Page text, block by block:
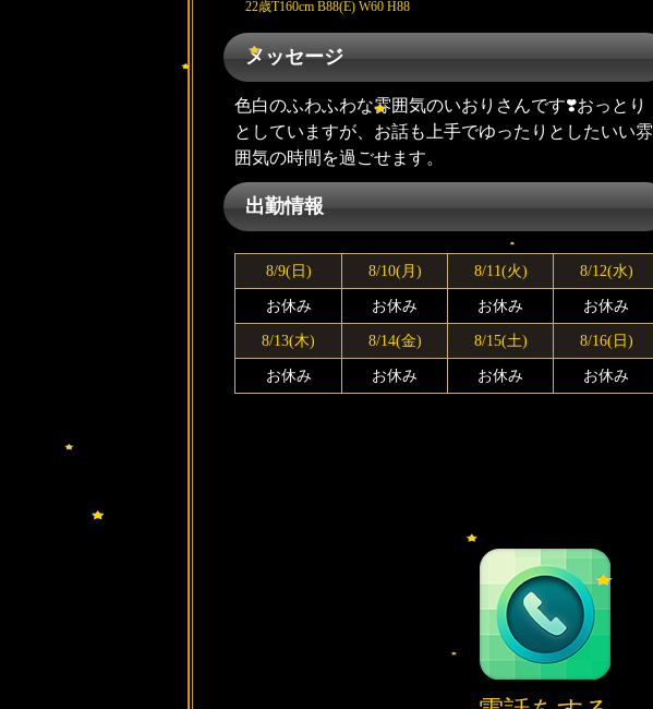
22歳T160cm B88(E) W60 H88
メッセージ
色白のふわふわな雰囲気のいおりさんです❣️おっとり
としていますが、お話も上手でゆったりとしたいい雰
囲気の時間を過ごせます。
出勤情報
8/9(日) 8/10(月) 8/11(火) 8/12(水)
お休み お休み お休み お休み
8/13(木) 8/14(金) 8/15(土) 8/16(日)
お休み お休み お休み お休み